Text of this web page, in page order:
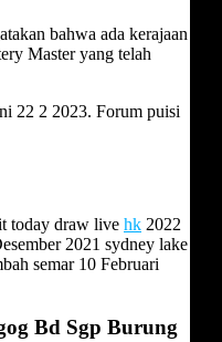
bahwa ada kerajaan
Master yang telah
22 2 2023. Forum puisi
today draw live hk 2022
2021 sydney lake
semar 10 Februari
Bd Sgp Burung